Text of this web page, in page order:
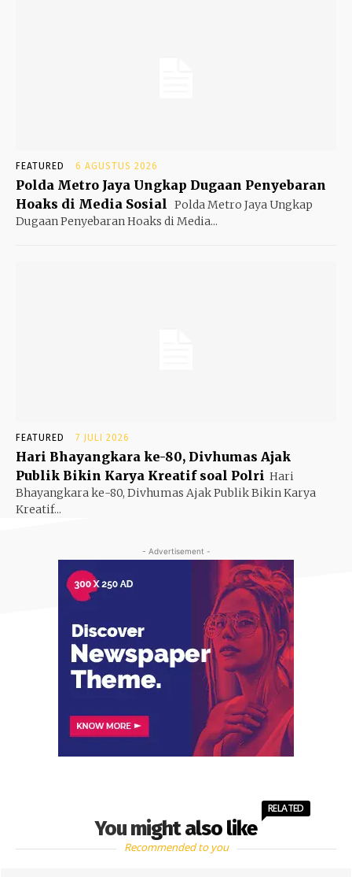
FEATURED 6 AGUSTUS 2026
Polda Metro Jaya Ungkap Dugaan Penyebaran
Hoaks di Media Sosial Polda Metro Jaya Ungkap
Dugaan Penyebaran Hoaks di Media...
FEATURED 7 JULI 2026
Hari Bhayangkara ke-80, Divhumas Ajak
Publik Bikin Karya Kreatif soal Polri Hari
Bhayangkara ke-80, Divhumas Ajak Publik Bikin Karya
Kreatif...
- Advertisement -
You might also like
RELATED
Recommended to you